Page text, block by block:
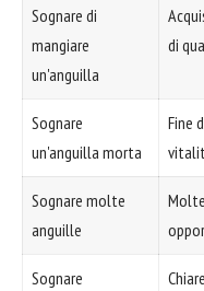
Sognare di
mangiare
un'anguilla
di
Sognare
un'anguilla morta
Fine
Sognare molte
anguille
Sognare